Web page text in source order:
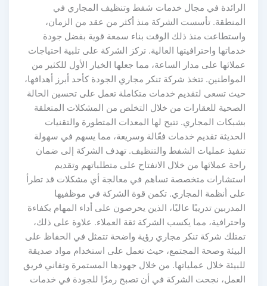
الرائدة في مجال خدمات شفط وتنظيف المجاري في
المنطقة. تأسست الشركة منذ أكثر من عقد من الزمان،
واستطاعت منذ ذلك الوقت بناء سمعة قوية بفضل جودة
خدماتها واحترافيتها العالية. تركز الشركة على تلبية احتياجات
عملائها على مدار الساعة، مما جعلها الخيار الأول للكثير من
المواطنين. تتخذ شركة تنكر مجاري الجودة كأحد أبرز أهدافها،
حيث تسعى لتقديم خدمات متكاملة تعمل على تحسين الحالة
الصحية للعقارات من خلال التخلص من المشكلات المتعلقة
بشبكات المجاري. تتيح لها المعدات المتطورة والتقنيات
الحديثة تقديم خدمات فعّالة وسريعة، مما يسهم في سهولة
تنفيذ عمليات الشفط والتنظيف. تهدف الشركة إلى ضمان
راحة عملائها من خلال الانفتاح على متطلباتهم وتقديم
استشارات متخصصة تساهم في معالجة أي مشكلات قد تطرأ
على أنظمة المجاري. تكمن قوة الشركة في موظفيها
المدربين تدريبًا عاليًا، الذين يحرصون على أداء المهام بكفاءة
واحترافية، مما يكسب الشركة ثقة العملاء. علاوة على ذلك،
تمتلك شركة تنكر مجاري رؤية واضحة تتمثل في الحفاظ على
البيئة وصحة المجتمع، حيث تعمل على استخدام مواد صديقة
للبيئة خلال عملياتها. من خلال جهودها المستمرة وتفاني فريق
العمل، نجحت الشركة في أن تصبح رمزًا للجودة في خدمات